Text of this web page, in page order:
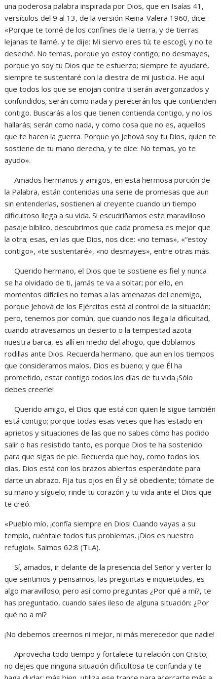
una poderosa palabra inspirada por Dios, que en Isaías 41,
versículos del 9 al 13, de la versión Reina-Valera 1960, dice:
«Porque te tomé de los confines de la tierra, y de tierras
lejanas te llamé, y te dije: Mi siervo eres tú; te escogí, y no te
deseché. No temas, porque yo estoy contigo; no desmayes,
porque yo soy tu Dios que te esfuerzo; siempre te ayudaré,
siempre te sustentaré con la diestra de mi justicia. He aquí
que todos los que se enojan contra ti serán avergonzados y
confundidos; serán como nada y perecerán los que contienden
contigo. Buscarás a los que tienen contienda contigo, y no los
hallarás; serán como nada, y como cosa que no es, aquellos
que te hacen la guerra. Porque yo Jehová soy tu Dios, quien te
sostiene de tu mano derecha, y te dice: No temas, yo te
ayudo».
Amados hermanos y amigos, en esta hermosa porción de
la Palabra, están contenidas una serie de promesas que aun
sin entenderlas, sostienen al creyente cuando un tiempo
dificultoso llega a su vida. Si escudriñamos este maravilloso
pasaje bíblico, descubrimos que cada promesa es mejor que
la otra; esas, en las que Dios, nos dice: «no temas», «“estoy
contigo», «te sustentaré», «no desmayes», entre otras más.
Querido hermano, el Dios que te sostiene es fiel y nunca
se ha olvidado de ti, jamás te va a soltar; por ello, en
momentos difíciles no temas a las amenazas del enemigo,
porque Jehová de los Ejércitos está al control de la situación;
pero, tenemos por común, que cuando nos llega la dificultad,
cuando atravesamos un desierto o la tempestad azota
nuestra barca, es allí en medio del ahogo, que doblamos
rodillas ante Dios. Recuerda hermano, que aun en los tiempos
que consideramos malos, Dios es bueno; y que Él ha
prometido, estar contigo todos los días de tu vida ¡Sólo
debes creerle!
Querido amigo, el Dios que está con quien le sigue también
está contigo; porque todas esas veces que has estado en
aprietos y situaciones de las que no sabes cómo has podido
salir o has resistido tanto, es porque Dios te ha sostenido
para que sigas de pie. Recuerda que hoy, como todos los
días, Dios está con los brazos abiertos esperándote para
darte un abrazo. Fija tus ojos en Él y sé obediente; tómate de
su mano y síguelo; rinde tu corazón y tu vida ante el Dios que
te creó.
«Pueblo mío, ¡confía siempre en Dios! Cuando vayas a su
templo, cuéntale todos tus problemas. ¡Dios es nuestro
refugio!». Salmos 62:8 (TLA).
Sí, amados, ir delante de la presencia del Señor y verter lo
que sentimos y pensamos, las preguntas e inquietudes, es
algo maravilloso; pero así como preguntas ¿Por qué a mí?, te
has preguntado, cuando sales ileso de alguna situación: ¿Por
qué no a mí?
¡No debemos creernos ni mejor, ni más merecedor que nadie!
Aprovecha todo tiempo y fortalece tu relación con Cristo;
no dejes que ninguna situación dificultosa te confunda y te